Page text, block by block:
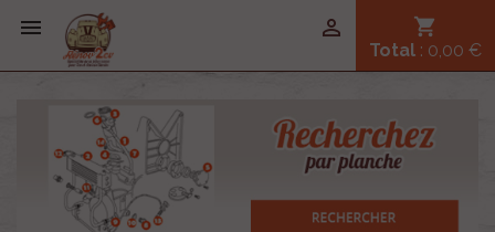
 shopping_cart
Total : 0,00 €
